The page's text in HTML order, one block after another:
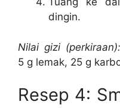
dingin.
Nilai gizi (perkiraan):
5 g lemak, 25 g
Resep 4: